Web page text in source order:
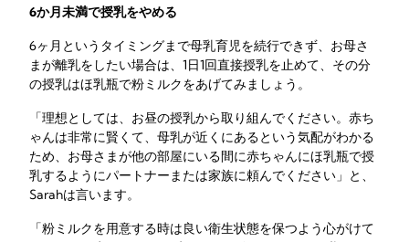
6か月未満で授乳をやめる
6ヶ月というタイミングまで母乳育児を続行できず、お母さ
まが離乳をしたい場合は、1日1回直接授乳を止めて、その分
の授乳はほ乳瓶で粉ミルクをあげてみましょう。
「理想としては、お昼の授乳から取り組んでください。赤ち
ゃんは非常に賢くて、母乳が近くにあるという気配がわかる
ため、お母さまが他の部屋にいる間に赤ちゃんにほ乳瓶で授
乳するようにパートナーまたは家族に頼んでください」と、
Sarahは言います。
「粉ミルクを用意する時は良い衛生状態を保つよう心がけて